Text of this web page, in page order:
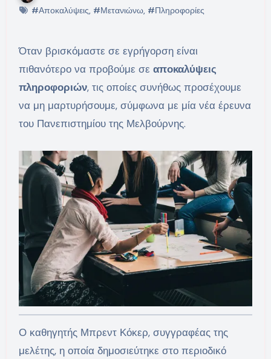
#Αποκαλύψεις, #Μετανιώνω, #Πληροφορίες
Όταν βρισκόμαστε σε εγρήγορση είναι
πιθανότερο να προβούμε σε αποκαλύψεις
πληροφοριών, τις οποίες συνήθως προσέχουμε
να μη μαρτυρήσουμε, σύμφωνα με μία νέα έρευνα
του Πανεπιστημίου της Μελβούρνης.
Ο καθηγητής Μπρεντ Κόκερ, συγγραφέας της
μελέτης, η οποία δημοσιεύτηκε στο περιοδικό